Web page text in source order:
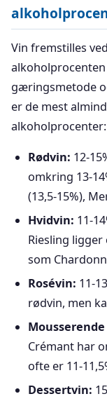
Vin fremstilles
gæringsmetode
er de mest
alkoholprocenter:
Rødvin: 12-
omkring 13-
(13,5-15%),
Hvidvin: 11-
Riesling
som
Rosévin: 11-
rødvin, men
Crémant har
ofte er 11-
Dessertvin: